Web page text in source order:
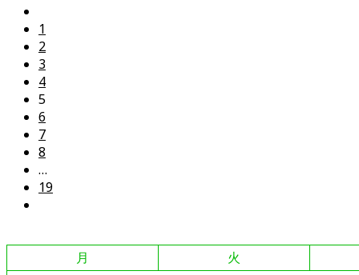
ー:
の
ペ
ー
ジ
ヘ
1
2
3
4
5
6
7
8
…
19
ペ
月
火